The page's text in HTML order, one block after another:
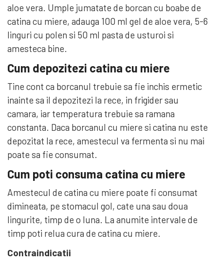
aloe vera. Umple jumatate de borcan cu boabe de
catina cu miere, adauga 100 ml gel de aloe vera, 5-6
linguri cu polen si 50 ml pasta de usturoi si
amesteca bine.
Cum depozitezi catina cu miere
Tine cont ca borcanul trebuie sa fie inchis ermetic
inainte sa il depozitezi la rece, in frigider sau
camara, iar temperatura trebuie sa ramana
constanta. Daca borcanul cu miere si catina nu este
depozitat la rece, amestecul va fermenta si nu mai
poate sa fie consumat.
Cum poti consuma catina cu miere
Amestecul de catina cu miere poate fi consumat
dimineata, pe stomacul gol, cate una sau doua
lingurite, timp de o luna. La anumite intervale de
timp poti relua cura de catina cu miere.
Contraindicatii